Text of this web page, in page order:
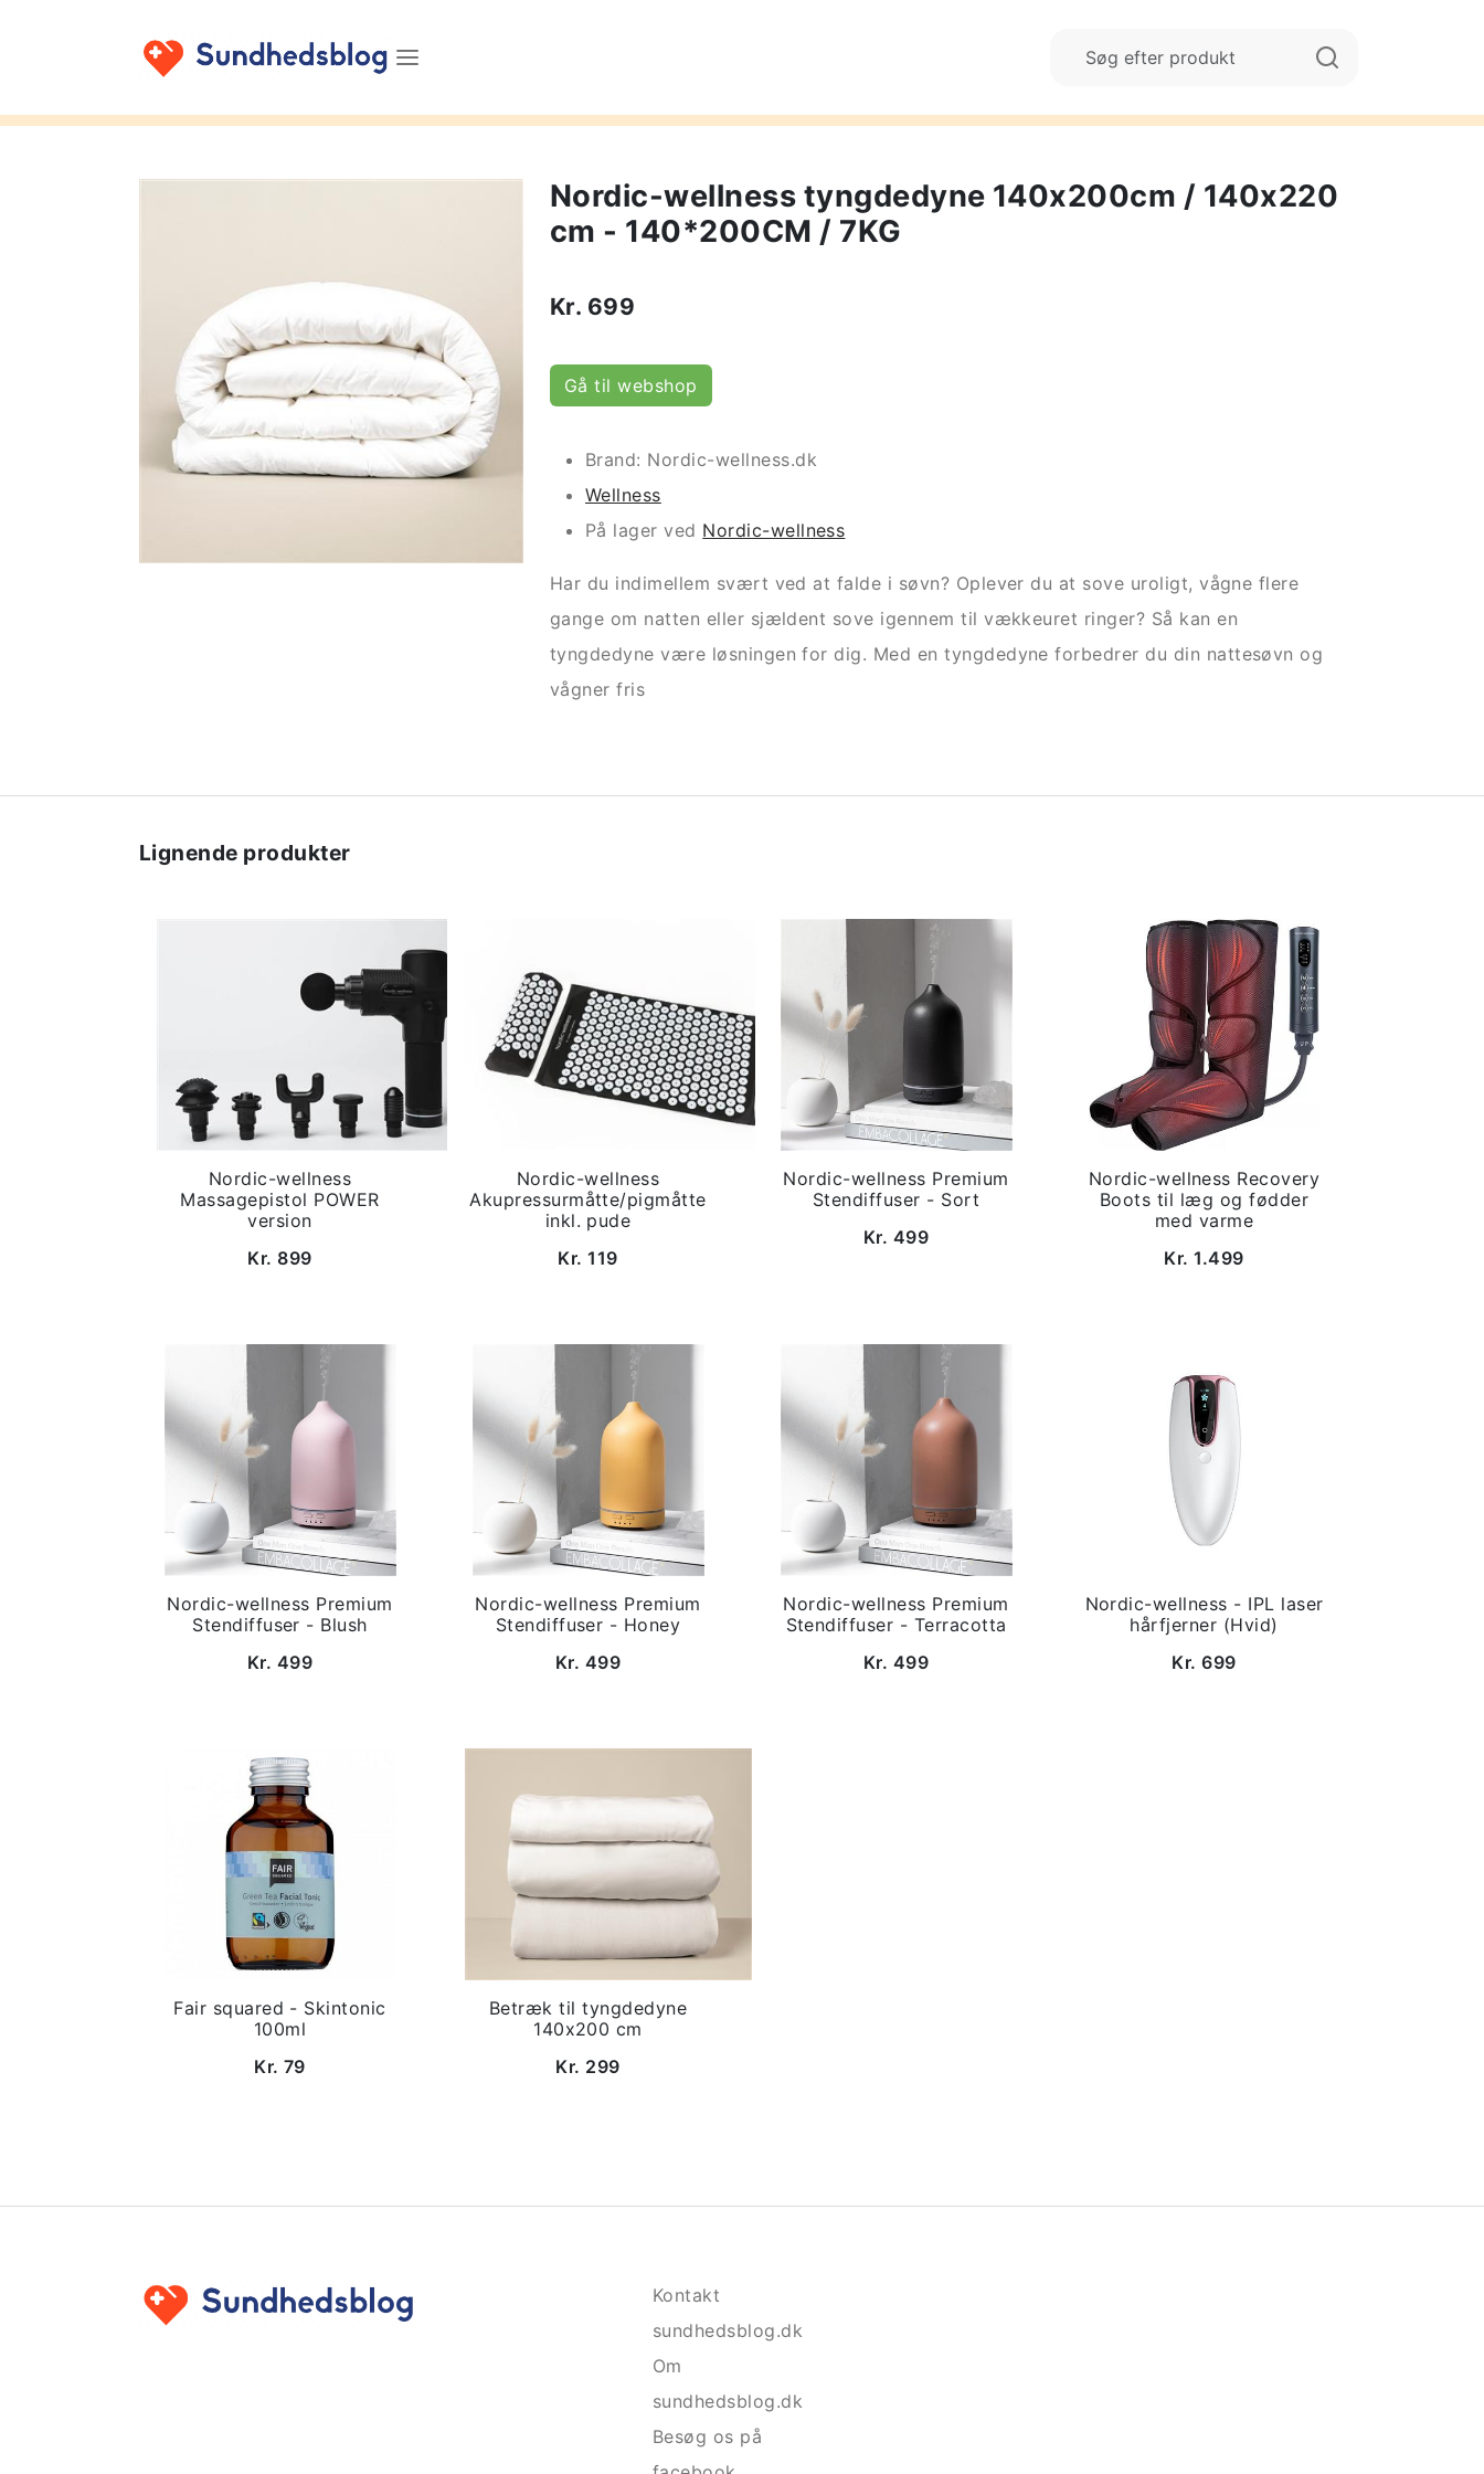
Nordic-wellness tyngdedyne 140x200cm / 140x220
cm - 140*200CM / 7KG
Kr. 699
Gå til webshop
Brand: Nordic-wellness.dk
Wellness
På lager ved Nordic-wellness
Har du indimellem svært ved at falde i søvn? Oplever du at sove uroligt, vågne flere
gange om natten eller sjældent sove igennem til vækkeuret ringer? Så kan en
tyngdedyne være løsningen for dig. Med en tyngdedyne forbedrer du din nattesøvn og
vågner fris
Lignende produkter
Nordic-wellness
Massagepistol POWER
version
Kr. 899
Nordic-wellness
Akupressurmåtte/pigmåtte
inkl. pude
Kr. 119
Nordic-wellness Premium
Stendiffuser - Sort
Kr. 499
Nordic-wellness Recovery
Boots til læg og fødder
med varme
Kr. 1.499
Nordic-wellness Premium
Stendiffuser - Blush
Kr. 499
Nordic-wellness Premium
Stendiffuser - Honey
Kr. 499
Nordic-wellness Premium
Stendiffuser - Terracotta
Kr. 499
Nordic-wellness - IPL laser
hårfjerner (Hvid)
Kr. 699
Fair squared - Skintonic
100ml
Kr. 79
Betræk til tyngdedyne
140x200 cm
Kr. 299
Kontakt
sundhedsblog.dk
Om
sundhedsblog.dk
Besøg os på